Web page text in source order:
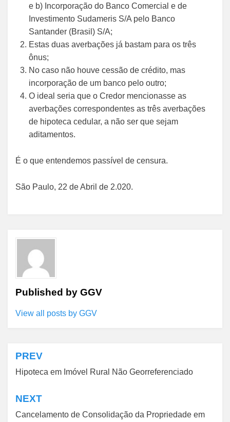
e b) Incorporação do Banco Comercial e de
Investimento Sudameris S/A pelo Banco
Santander (Brasil) S/A;
Estas duas averbações já bastam para os três
ônus;
No caso não houve cessão de crédito, mas
incorporação de um banco pelo outro;
O ideal seria que o Credor mencionasse as
averbações correspondentes as três averbações
de hipoteca cedular, a não ser que sejam
aditamentos.
É o que entendemos passível de censura.
São Paulo, 22 de Abril de 2.020.
Published by GGV
View all posts by GGV
Navegação
de
Post
PREV
Hipoteca em Imóvel Rural Não Georreferenciado
NEXT
Cancelamento de Consolidação da Propriedade em